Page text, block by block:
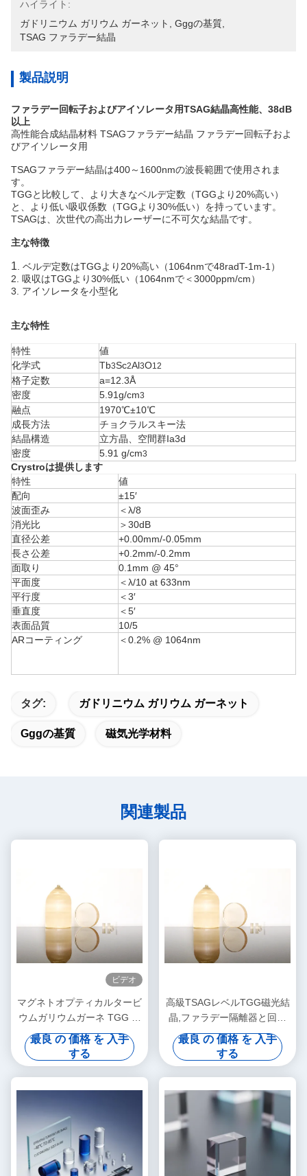
ハイライト:
ガドリニウム ガリウム ガーネット
Gggの基質
TSAG ファラデー結晶
製品説明
ファラデー回転子およびアイソレータ用TSAG結晶高性能、38dB
以上
高性能合成結晶材料 TSAGファラデー結晶 ファラデー回転子およ
びアイソレータ用
TSAGファラデー結晶は400～1600nmの波長範囲で使用されま
す。
TGGと比較して、より大きなベルデ定数（TGGより20%高い）
と、より低い吸収係数（TGGより30%低い）を持っています。
TSAGは、次世代の高出力レーザーに不可欠な結晶です。
主な特徴
1 . ベルデ定数はTGGより20%高い（1064nmで48radT-1 m-1 ）
2. 吸収はTGGより30%低い（1064nmで＜3000ppm/cm）
3. アイソレータを小型化
主な特性
特性
値
化学式
Tb3Sc2Al3O12
格子定数
a=12.3Å
密度
5.91g/cm3
融点
1970℃±10℃
成長方法
チョクラルスキー法
結晶構造
立方晶、空間群Ia3d
密度
5.91 g/cm3
Crystroは提供します
特性
値
配向
±15′
波面歪み
＜λ/8
消光比
＞30dB
直径公差
+0.00mm/-0.05mm
長さ公差
+0.2mm/-0.2mm
面取り
0.1mm @ 45°
平面度
＜λ/10 at 633nm
平行度
＜3′
垂直度
＜5′
表面品質
10/5
ARコーティング
＜0.2% @ 1064nm
タグ: ガドリニウム ガリウム ガーネット
Gggの基質 磁気光学材料
関連製品
ビデオ
マグネトオプティカルタービ
ウムガリウムガーネ TGG シ
ングルクリスタル
最良 の 価格 を 入手
する
高級TSAGレベルTGG磁光結
晶,ファラデー隔離器と回転
器用タービウムガリウムガー
ネット,400~1100nm伝送
最良 の 価格 を 入手
する